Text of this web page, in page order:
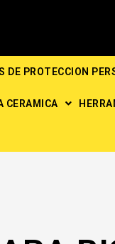
DE PROTECCION
CERAMICA